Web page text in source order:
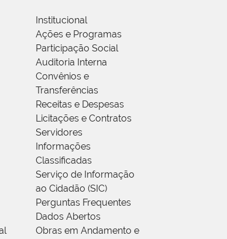
Institucional
Ações e Programas
Participação Social
Auditoria Interna
Convênios e
Transferências
Receitas e Despesas
Licitações e Contratos
Servidores
Informações
Classificadas
Serviço de Informação
ao Cidadão (SIC)
Perguntas Frequentes
Dados Abertos
Obras em Andamento e